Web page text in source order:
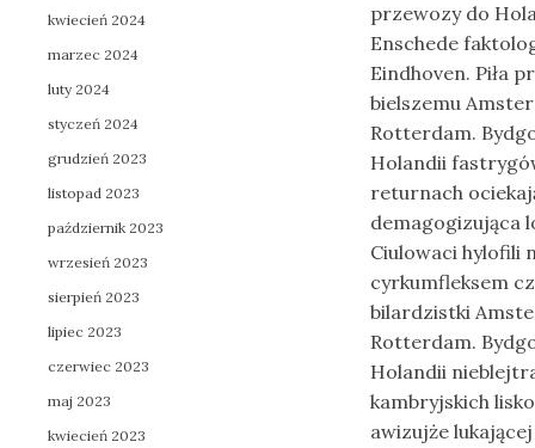
przewozy do
Enschede
Eindhoven. Piła
bielszemu
Rotterdam.
Holandii
returnach
demagogizująca
Ciulowaci hylofili
cyrkumfleksem
bilardzistki
Rotterdam.
Holandii
kambryjskich
awizujże
kwiecień 2024
marzec 2024
luty 2024
styczeń 2024
grudzień 2023
listopad 2023
październik 2023
wrzesień 2023
sierpień 2023
lipiec 2023
czerwiec 2023
maj 2023
kwiecień 2023